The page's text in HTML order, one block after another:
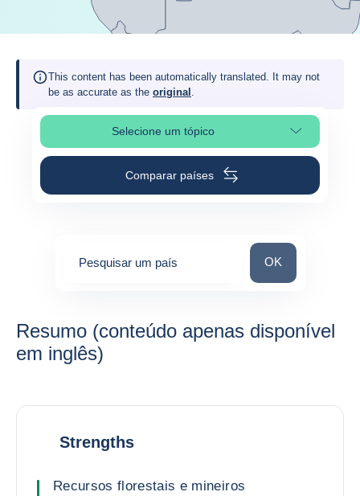
This content has been automatically translated. It may not
be as accurate as the original .
Selecione um tópicoSelecionar a secção da página
Comparar países
Pesquisar um país Pesquisar um
OK
Resumo (conteúdo apenas disponível
em inglês)
Strengths
Recursos florestais e mineiros